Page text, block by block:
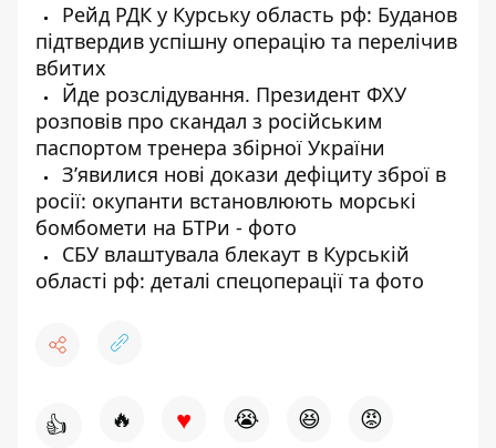
Рейд РДК у Курську область рф: Буданов
підтвердив успішну операцію та перелічив
вбитих
Йде розслідування. Президент ФХУ
розповів про скандал з російським
паспортом тренера збірної України
Зʼявилися нові докази дефіциту зброї в
росії: окупанти встановлюють морські
бомбомети на БТРи - фото
СБУ влаштувала блекаут в Курській
області рф: деталі спецоперації та фото
👍 🔥 ♥ 😭 😆 😡